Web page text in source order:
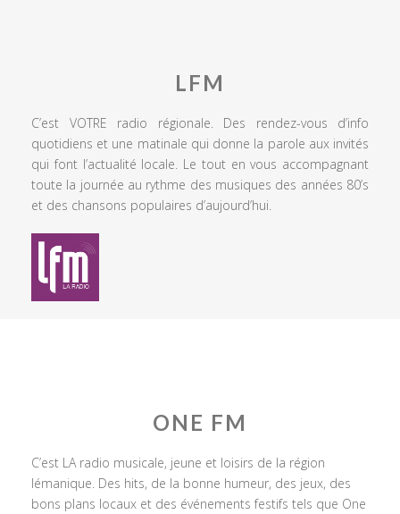
LFM
C’est VOTRE radio régionale. Des rendez-vous d’info
quotidiens et une matinale qui donne la parole aux invités
qui font l’actualité locale. Le tout en vous accompagnant
toute la journée au rythme des musiques des années 80’s
et des chansons populaires d’aujourd’hui.
ONE FM
C’est LA radio musicale, jeune et loisirs de la région
lémanique. Des hits, de la bonne humeur, des jeux, des
bons plans locaux et des événements festifs tels que One